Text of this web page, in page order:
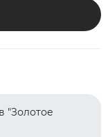
"Золотое